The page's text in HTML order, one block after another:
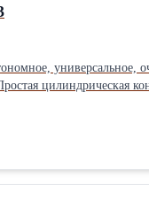
универсальное,
цилиндрическая
всей плоскости стенок;
Вертикальное
Принудительный